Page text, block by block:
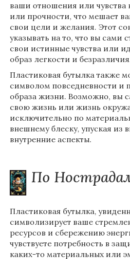
ваши отношения или
или прочности, что мешает
свои цели и желания. Этот
указывать на то, что вы сами
свои истинные чувства или
образ легкости и
Пластиковая бутылка также
символом повседневности и
образа жизни. Возможно, вы
свою жизнь или жизнь
исключительно по
внешнему блеску, упуская из
внутренние аспекты.
По
Пластиковая бутылка,
символизирует ваше
ресурсов и сбережению
чувствуете потребность в
каких-то материальных или